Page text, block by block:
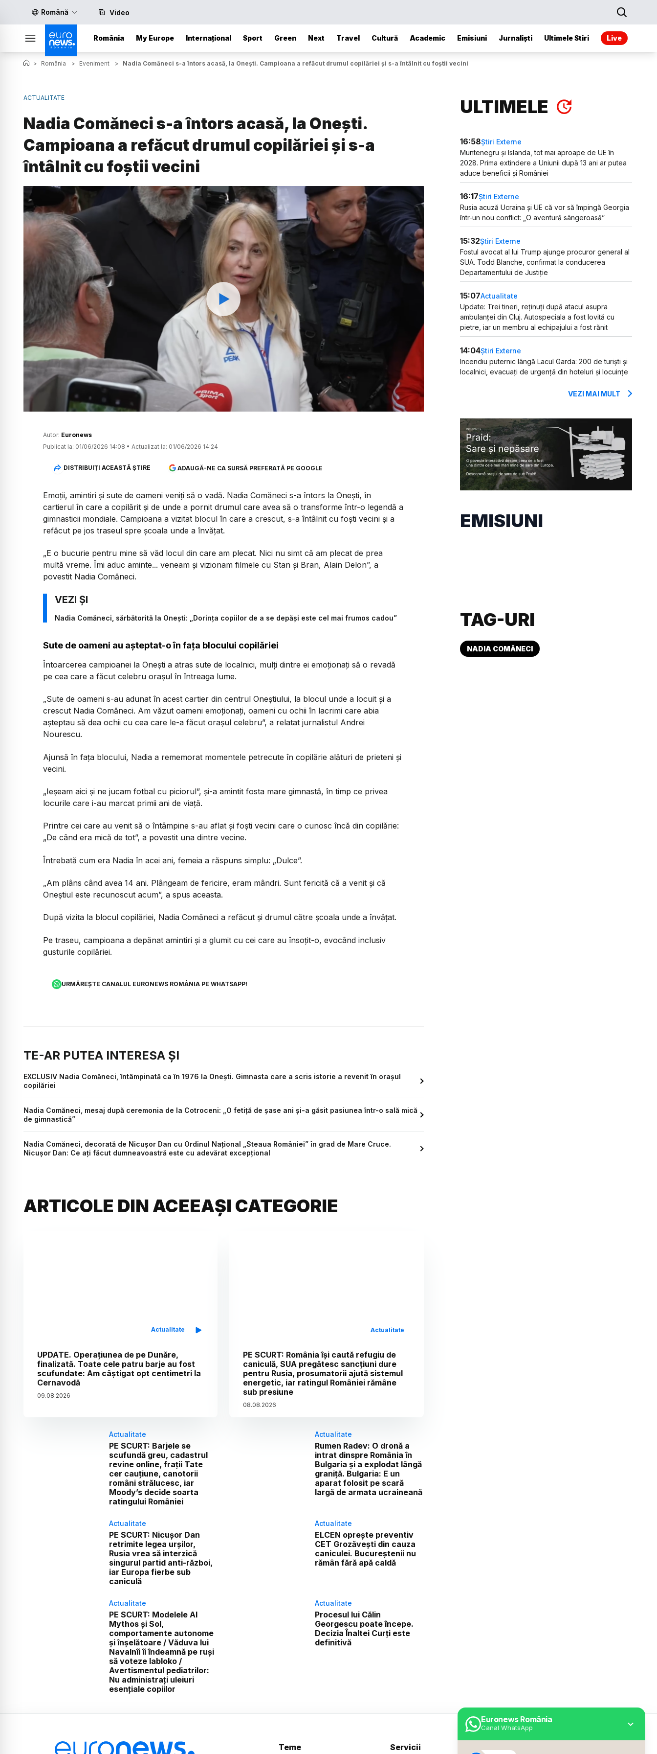
Română Video
România My Europe Internațional Sport Green Next Travel Cultură Academic Emisiuni Jurnaliști Ultimele Stiri Live
Euronews România
Canal WhatsApp
> România > Eveniment > Nadia Comăneci s-a întors acasă, la Onești. Campioana a refăcut drumul copilăriei și s-a întâlnit cu foștii vecini
ACTUALITATE
Nadia Comăneci s-a întors acasă, la Onești.
Campioana a refăcut drumul copilăriei și s-a
întâlnit cu foștii vecini
Watch
Autor: Euronews
Publicat la: 01/06/2026 14:08 • Actualizat la: 01/06/2026 14:24
DISTRIBUIȚI ACEASTĂ ȘTIRE ADAUGĂ-NE CA SURSĂ PREFERATĂ PE GOOGLE
Emoții, amintiri și sute de oameni veniți să o vadă. Nadia Comăneci s-a întors la Onești, în
cartierul în care a copilărit și de unde a pornit drumul care avea să o transforme într-o legendă a
gimnasticii mondiale. Campioana a vizitat blocul în care a crescut, s-a întâlnit cu foști vecini și a
refăcut pe jos traseul spre școala unde a învățat.
„E o bucurie pentru mine să văd locul din care am plecat. Nici nu simt că am plecat de prea
multă vreme. Îmi aduc aminte... veneam și vizionam filmele cu Stan și Bran, Alain Delon”, a
povestit Nadia Comăneci.
Nadia Comăneci, sărbătorită la Onești: „Dorința copiilor de a se depăși este cel mai frumos cadou”
Sute de oameni au așteptat-o în fața blocului copilăriei
Întoarcerea campioanei la Onești a atras sute de localnici, mulți dintre ei emoționați să o revadă
pe cea care a făcut celebru orașul în întreaga lume.
„Sute de oameni s-au adunat în acest cartier din centrul Oneștiului, la blocul unde a locuit și a
crescut Nadia Comăneci. Am văzut oameni emoționați, oameni cu ochii în lacrimi care abia
așteptau să dea ochii cu cea care le-a făcut orașul celebru”, a relatat jurnalistul Andrei
Nourescu.
Ajunsă în fața blocului, Nadia a rememorat momentele petrecute în copilărie alături de prieteni și
vecini.
„Ieșeam aici și ne jucam fotbal cu piciorul”, și-a amintit fosta mare gimnastă, în timp ce privea
locurile care i-au marcat primii ani de viață.
Printre cei care au venit să o întâmpine s-au aflat și foști vecini care o cunosc încă din copilărie:
„De când era mică de tot”, a povestit una dintre vecine.
Întrebată cum era Nadia în acei ani, femeia a răspuns simplu: „Dulce”.
„Am plâns când avea 14 ani. Plângeam de fericire, eram mândri. Sunt fericită că a venit și că
Oneștiul este recunoscut acum”, a spus aceasta.
După vizita la blocul copilăriei, Nadia Comăneci a refăcut și drumul către școala unde a învățat.
Pe traseu, campioana a depănat amintiri și a glumit cu cei care au însoțit-o, evocând inclusiv
gusturile copilăriei.
URMĂREȘTE CANALUL EURONEWS ROMÂNIA PE WHATSAPP!
TE-AR PUTEA INTERESA ȘI
EXCLUSIV Nadia Comăneci, întâmpinată ca în 1976 la Onești. Gimnasta care a scris istorie a revenit în orașul
copilăriei
Nadia Comăneci, mesaj după ceremonia de la Cotroceni: „O fetiță de șase ani și-a găsit pasiunea într-o sală mică
de gimnastică”
Nadia Comăneci, decorată de Nicușor Dan cu Ordinul Naţional „Steaua României” în grad de Mare Cruce.
Nicușor Dan: Ce ați făcut dumneavoastră este cu adevărat excepțional
ARTICOLE DIN ACEEAȘI CATEGORIE
Actualitate
UPDATE. Operațiunea de pe Dunăre,
finalizată. Toate cele patru barje au fost
scufundate: Am câștigat opt centimetri la
Cernavodă
09.08.2026
Actualitate
PE SCURT: România își caută refugiu de
caniculă, SUA pregătesc sancțiuni dure
pentru Rusia, prosumatorii ajută sistemul
energetic, iar ratingul României rămâne
sub presiune
08.08.2026
Actualitate
PE SCURT: Barjele se
scufundă greu, cadastrul
revine online, frații Tate
cer cauțiune, canotorii
români strălucesc, iar
Moody’s decide soarta
ratingului României
Actualitate
Rumen Radev: O dronă a
intrat dinspre România în
Bulgaria și a explodat lângă
graniță. Bulgaria: E un
aparat folosit pe scară
largă de armata ucraineană
Actualitate
PE SCURT: Nicușor Dan
retrimite legea urșilor,
Rusia vrea să interzică
singurul partid anti-război,
iar Europa fierbe sub
caniculă
Actualitate
ELCEN oprește preventiv
CET Grozăvești din cauza
caniculei. Bucureștenii nu
rămân fără apă caldă
Actualitate
PE SCURT: Modelele AI
Mythos și Sol,
comportamente autonome
și înșelătoare / Văduva lui
Navalnîi îi îndeamnă pe ruși
să voteze Iabloko /
Avertismentul pediatrilor:
Nu administrați uleiuri
esențiale copiilor
Actualitate
Procesul lui Călin
Georgescu poate începe.
Decizia Înaltei Curți este
definitivă
ULTIMELE
16:58Știri Externe
Muntenegru și Islanda, tot mai aproape de UE în
2028. Prima extindere a Uniunii după 13 ani ar putea
aduce beneficii și României
16:17Știri Externe
Rusia acuză Ucraina și UE că vor să împingă Georgia
într-un nou conflict: „O aventură sângeroasă”
15:32Știri Externe
Fostul avocat al lui Trump ajunge procuror general al
SUA. Todd Blanche, confirmat la conducerea
Departamentului de Justiție
15:07Actualitate
Update: Trei tineri, reținuți după atacul asupra
ambulanței din Cluj. Autospeciala a fost lovită cu
pietre, iar un membru al echipajului a fost rănit
14:04Știri Externe
Incendiu puternic lângă Lacul Garda: 200 de turiști și
localnici, evacuați de urgență din hoteluri și locuințe
VEZI MAI MULT
EMISIUNI
TAG-URI
NADIA COMĂNECI
Teme Servicii